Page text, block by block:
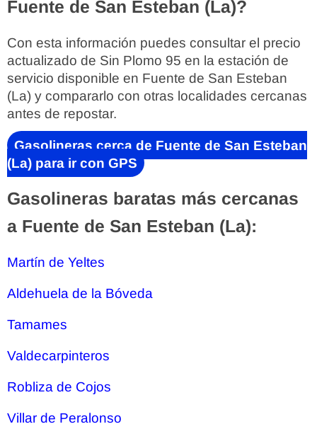
Fuente de San Esteban (La)?
Con esta información puedes consultar el precio
actualizado de Sin Plomo 95 en la estación de
servicio disponible en Fuente de San Esteban
(La) y compararlo con otras localidades cercanas
antes de repostar.
Gasolineras cerca de Fuente de San Esteban
(La) para ir con GPS
Gasolineras baratas más cercanas
a Fuente de San Esteban (La):
Martín de Yeltes
Aldehuela de la Bóveda
Tamames
Valdecarpinteros
Robliza de Cojos
Villar de Peralonso